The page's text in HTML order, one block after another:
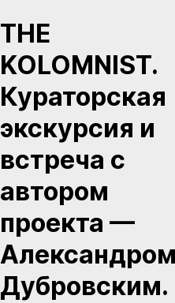
THE
KOLOMNIST.
Кураторская
экскурсия и
встреча с
автором
проекта —
Александром
Дубровским.